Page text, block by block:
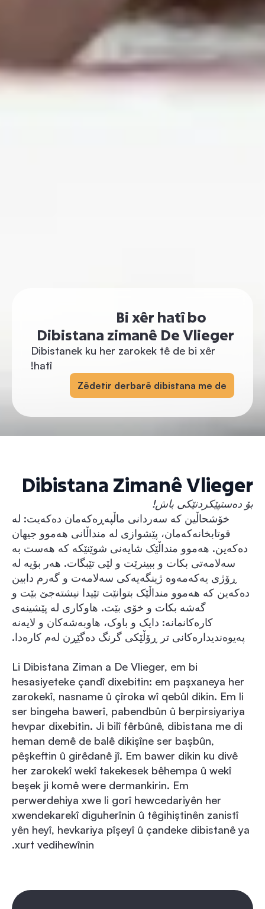
Bi xêr hatî bo
Dibistana zimanê De Vlieger
Dibistanek ku her zarokek tê de bi xêr
hatî!
Zêdetir derbarê dibistana me de
Dibistana Zimanê Vlieger
بۆ دەستپێکردنێکی باش!
خۆشحاڵین کە سەردانی ماڵپەڕەکەمان دەکەیت: لە
قوتابخانەکەمان، پێشوازی لە منداڵانی هەموو جیهان
دەکەین. هەموو منداڵێک شایەنی شوێنێکە کە هەست بە
سەلامەتی بکات و ببینرێت و لێی تێبگات. هەر بۆیە لە
ڕۆژی یەکەمەوە ژینگەیەکی سەلامەت و گەرم دابین
دەکەین کە هەموو منداڵێک بتوانێت تێیدا نیشتەجێ بێت و
گەشە بکات و خۆی بێت. هاوکاری لە پێشینەی
کارەکانمانە: دایک و باوک، هاوبەشەکان و لایەنە
پەیوەندیدارەکانی تر ڕۆڵێکی گرنگ دەگێڕن لەم کارەدا.
Li Dibistana Ziman a De Vlieger, em bi
hesasiyeteke çandî dixebitin: em paşxaneya her
zarokekî, nasname û çîroka wî qebûl dikin. Em li
ser bingeha bawerî, pabendbûn û berpirsiyariya
hevpar dixebitin. Ji bilî fêrbûnê, dibistana me di
heman demê de balê dikişîne ser başbûn,
pêşkeftin û girêdanê jî. Em bawer dikin ku divê
her zarokekî wekî takekesek bêhempa û wekî
beşek ji komê were dermankirin. Em
perwerdehiya xwe li gorî hewcedariyên her
xwendekarekî diguherînin û têgihiştinên zanistî
yên heyî, hevkariya pîşeyî û çandeke dibistanê ya
xurt vedihewînin.